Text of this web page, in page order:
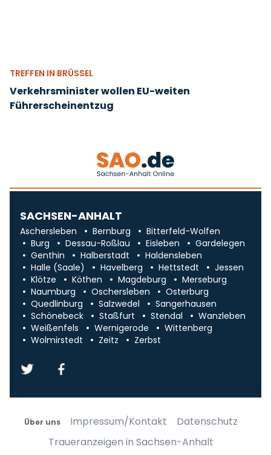
TREFFEN IN BRÜSSEL
Verkehrsminister wollen EU-weiten
Führerscheinentzug
SACHSEN-ANHALT
Aschersleben Bernburg
Bitterfeld-Wolfen
Burg
Dessau-Roßlau Eisleben
Gardelegen
Genthin
Halberstadt
Haldensleben
Halle (Saale)
Havelberg Hettstedt
Jessen
Klötze
Köthen Magdeburg
Merseburg
Naumburg
Oschersleben
Osterburg
Quedlinburg
Salzwedel
Sangerhausen
Schönebeck
Staßfurt Stendal
Wanzleben
Weißenfels
Wernigerode
Wittenberg
Wolmirstedt
Zeitz Zerbst
Über uns Impressum/Kontakt
Datenschutz
Traueranzeigen in Sachsen-Anhalt